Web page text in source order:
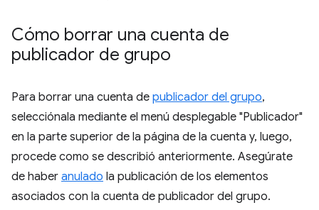
Cómo borrar una cuenta de
publicador de grupo
Para borrar una cuenta de publicador del grupo,
selecciónala mediante el menú desplegable "Publicador"
en la parte superior de la página de la cuenta y, luego,
procede como se describió anteriormente. Asegúrate
de haber anulado la publicación de los elementos
asociados con la cuenta de publicador del grupo.